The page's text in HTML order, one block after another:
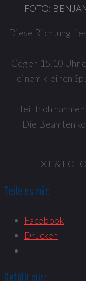
FOTO:
Diese Richtung
Gegen 15.10 Uhr
einem kleinen
Heil froh
Die Beamten
TEXT &
Teile es mit:
Facebook
Drucken